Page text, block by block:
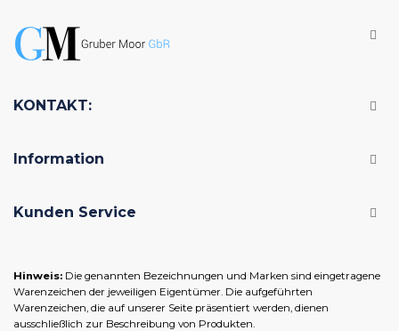
KONTAKT:
Information
Kunden Service
Hinweis: Die genannten Bezeichnungen und Marken sind eingetragene
Warenzeichen der jeweiligen Eigentümer. Die aufgeführten
Warenzeichen, die auf unserer Seite präsentiert werden, dienen
ausschließlich zur Beschreibung von Produkten.